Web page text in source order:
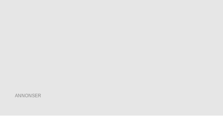
ANNONSER